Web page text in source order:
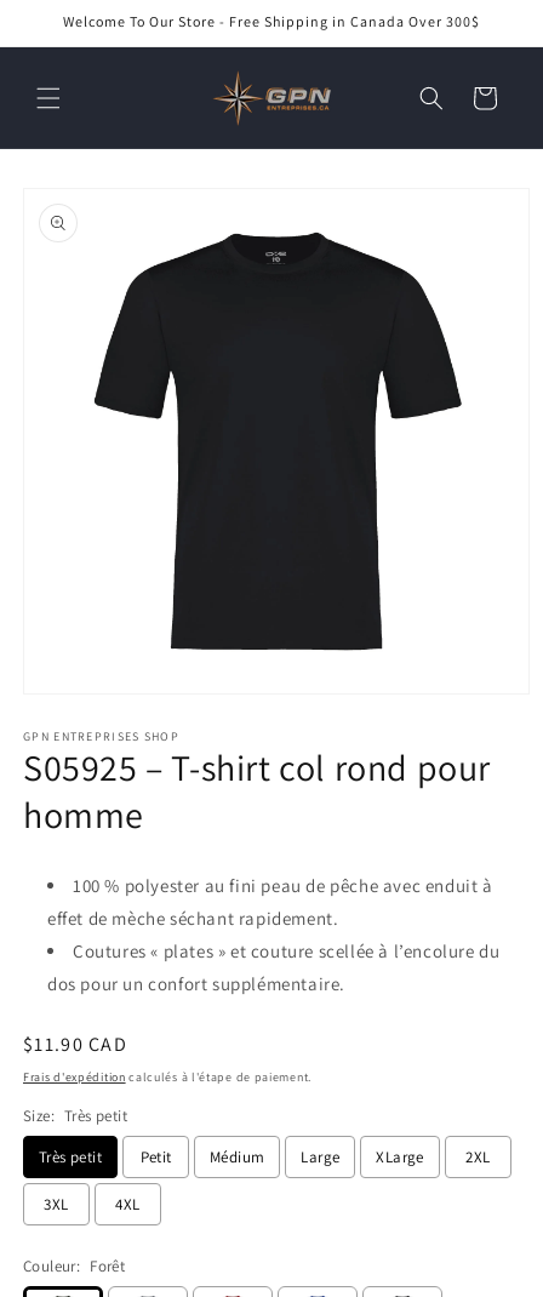
passer
au
Welcome To Our Store - Free Shipping in Canada Over 300$
Panier
informations
produits
média
1
une
fenêtre
GPN ENTREPRISES SHOP
S05925 – T-shirt col rond pour
homme
100 % polyester au fini peau de pêche avec enduit à
effet de mèche séchant rapidement.
Coutures « plates » et couture scellée à l’encolure du
dos pour un confort supplémentaire.
Prix
habituel
$11.90 CAD
Frais d'expédition calculés à l'étape de paiement.
Size: Très petit
Très petit
Petit Médium Large XLarge 2XL
3XL 4XL
Couleur: Forêt